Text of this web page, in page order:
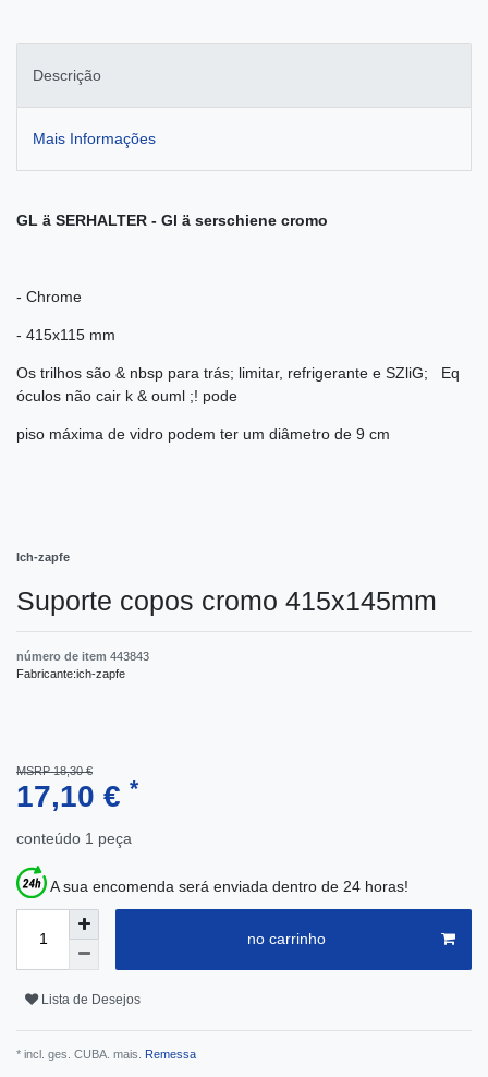
Descrição
Mais Informações
GL ä SERHALTER - Gl ä serschiene cromo
- Chrome
- 415x115 mm
Os trilhos são & nbsp para trás; limitar, refrigerante e SZliG; Eq
óculos não cair k & ouml ;! pode
piso máxima de vidro podem ter um diâmetro de 9 cm
Ich-zapfe
Suporte copos cromo 415x145mm
número de item 443843
Fabricante:ich-zapfe
MSRP 18,30 €
17,10 € *
conteúdo 1 peça
A sua encomenda será enviada dentro de 24 horas!
no carrinho
Lista de Desejos
* incl. ges. CUBA. mais. Remessa